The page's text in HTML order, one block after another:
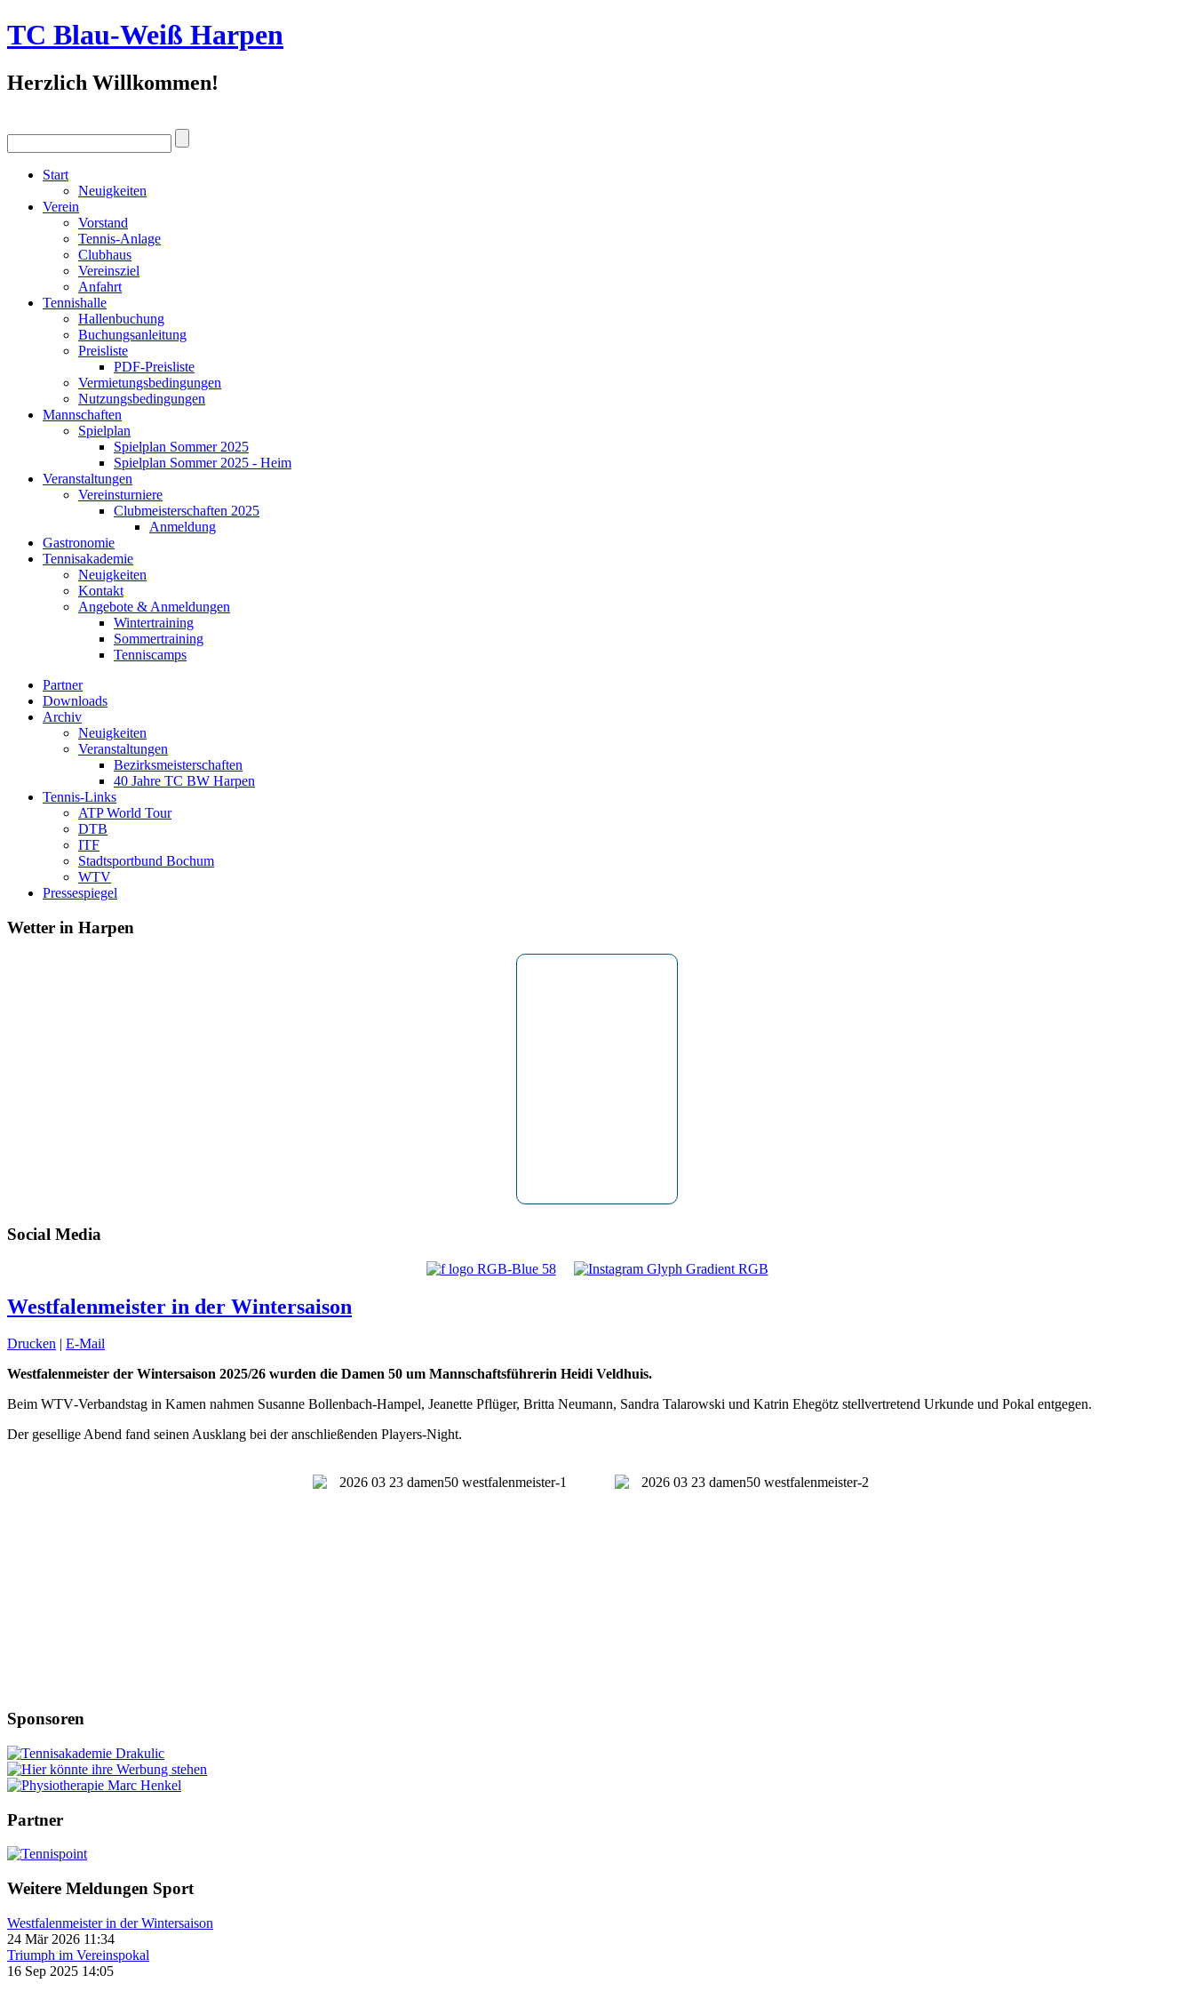
TC Blau-Weiß Harpen
Herzlich Willkommen!
Start
Neuigkeiten
Verein
Vorstand
Tennis-Anlage
Clubhaus
Vereinsziel
Anfahrt
Tennishalle
Hallenbuchung
Buchungsanleitung
Preisliste
PDF-Preisliste
Vermietungsbedingungen
Nutzungsbedingungen
Mannschaften
Spielplan
Spielplan Sommer 2025
Spielplan Sommer 2025 - Heim
Veranstaltungen
Vereinsturniere
Clubmeisterschaften 2025
Anmeldung
Gastronomie
Tennisakademie
Neuigkeiten
Kontakt
Angebote & Anmeldungen
Wintertraining
Sommertraining
Tenniscamps
Partner
Downloads
Archiv
Neuigkeiten
Veranstaltungen
Bezirksmeisterschaften
40 Jahre TC BW Harpen
Tennis-Links
ATP World Tour
DTB
ITF
Stadtsportbund Bochum
WTV
Pressespiegel
Wetter in Harpen
Social Media
Westfalenmeister in der Wintersaison
Drucken
E-Mail
Westfalenmeister der Wintersaison 2025/26 wurden die Damen 50 um Mannschaftsführerin Heidi Veldhuis.
Beim WTV‑Verbandstag in Kamen nahmen Susanne Bollenbach‑Hampel, Jeanette Pflüger, Britta Neumann, Sandra Talarowski und Katrin Ehegötz stellvertretend Urkunde und Pokal entgegen.
Der gesellige Abend fand seinen Ausklang bei der anschließenden Players‑Night.
Sponsoren
Partner
Weitere Meldungen Sport
Westfalenmeister in der Wintersaison
24 Mär 2026 11:34
Triumph im Vereinspokal
16 Sep 2025 14:05